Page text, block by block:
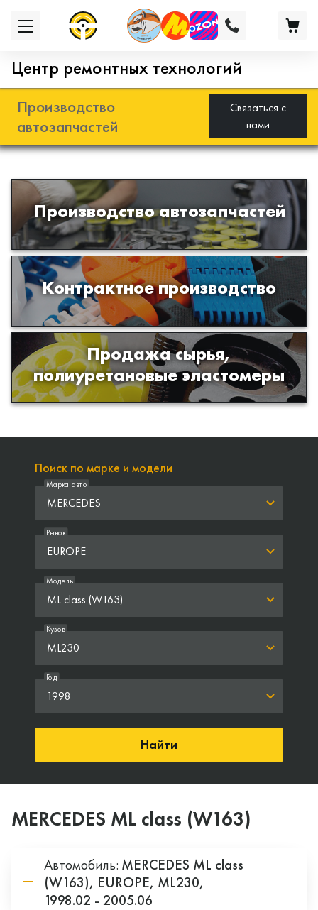
Центр ремонтных технологий
Производство
автозапчастей
Связаться с
нами
Производство автозапчастей
Разработка и производство деталей
из эластомеров для подвески
автомобиля
Контрактное производство
Производство изделий из пластиков
и полимеров по образцам либо
чертежам заказчика
Продажа сырья,
полиуретановые эластомеры
Продажа сырья для производства
изделий из полиуретана
Поиск по марке и модели
MERCEDES
Марка авто
EUROPE
Рынок
ML class (W163)
Модель
ML230
Кузов
1998
Год
Найти
MERCEDES ML class (W163)
Автомобиль: MERCEDES ML class
(W163), EUROPE, ML230,
1998.02 - 2005.06